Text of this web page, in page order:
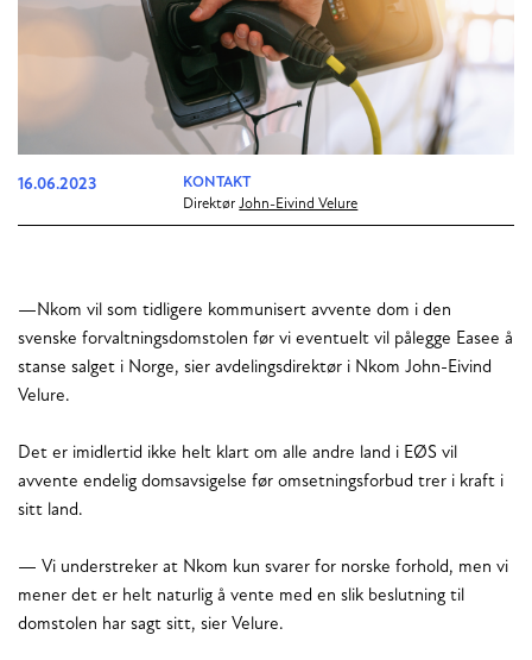
16.06.2023
KONTAKT
Direktør John-Eivind Velure
—Nkom vil som tidligere kommunisert avvente dom i den
svenske forvaltningsdomstolen før vi eventuelt vil pålegge Easee å
stanse salget i Norge, sier avdelingsdirektør i Nkom John-Eivind
Velure.
Det er imidlertid ikke helt klart om alle andre land i EØS vil
avvente endelig domsavsigelse før omsetningsforbud trer i kraft i
sitt land.
— Vi understreker at Nkom kun svarer for norske forhold, men vi
mener det er helt naturlig å vente med en slik beslutning til
domstolen har sagt sitt, sier Velure.